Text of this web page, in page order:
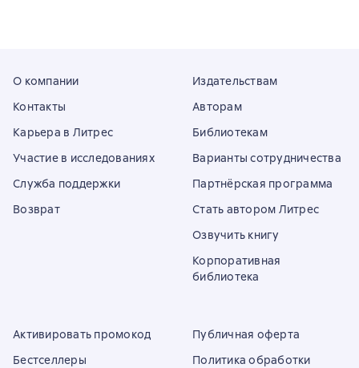
О компании
Контакты
Карьера в Литрес
Участие в исследованиях
Служба поддержки
Возврат
Издательствам
Авторам
Библиотекам
Варианты сотрудничества
Партнёрская программа
Стать автором Литрес
Озвучить книгу
Корпоративная
библиотека
Активировать промокод
Бестселлеры
Публичная оферта
Политика обработки